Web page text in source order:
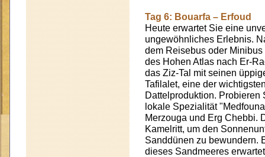
Tag 6: Bouarfa – Erfoud
Heute erwartet Sie eine
ungewöhnliches Erlebnis.
dem Reisebus oder
des Hohen Atlas nach Er-
das Ziz-Tal mit seinen
Tafilalet, eine der
Dattelproduktion. Probieren
lokale Spezialität
Merzouga und Erg Chebbi.
Kamelritt, um den
Sanddünen zu bewundern.
dieses Sandmeeres